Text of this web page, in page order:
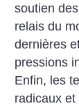
soutien
relais du
dernières
pressions
Enfin, les
radicaux